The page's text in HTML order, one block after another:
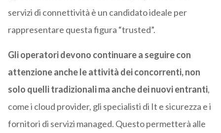
servizi di connettività è un candidato ideale per
rappresentare questa figura “trusted”.
Gli operatori devono continuare a seguire con
attenzione anche le attività dei concorrenti, non
solo quelli tradizionali ma anche dei nuovi entranti,
come i cloud provider, gli specialisti di It e sicurezza e i
fornitori di servizi managed. Questo permetterà alle